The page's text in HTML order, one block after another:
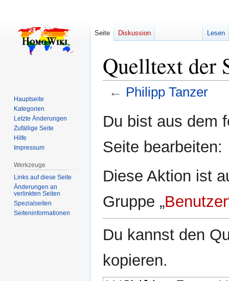
Quelltext der
← Philipp Tanzer
Navigation
Suche
Du bist aus dem
Seite bearbeiten:
Diese Aktion ist
Gruppe „Benutzer
Du kannst den
kopieren.
Seite Diskussion Lesen
Hauptseite
Kategorien
Letzte Änderungen
Zufällige Seite
Hilfe
Impressum
Werkzeuge
Links auf diese Seite
Änderungen an
verlinkten Seiten
Spezialseiten
Seiten­­informationen